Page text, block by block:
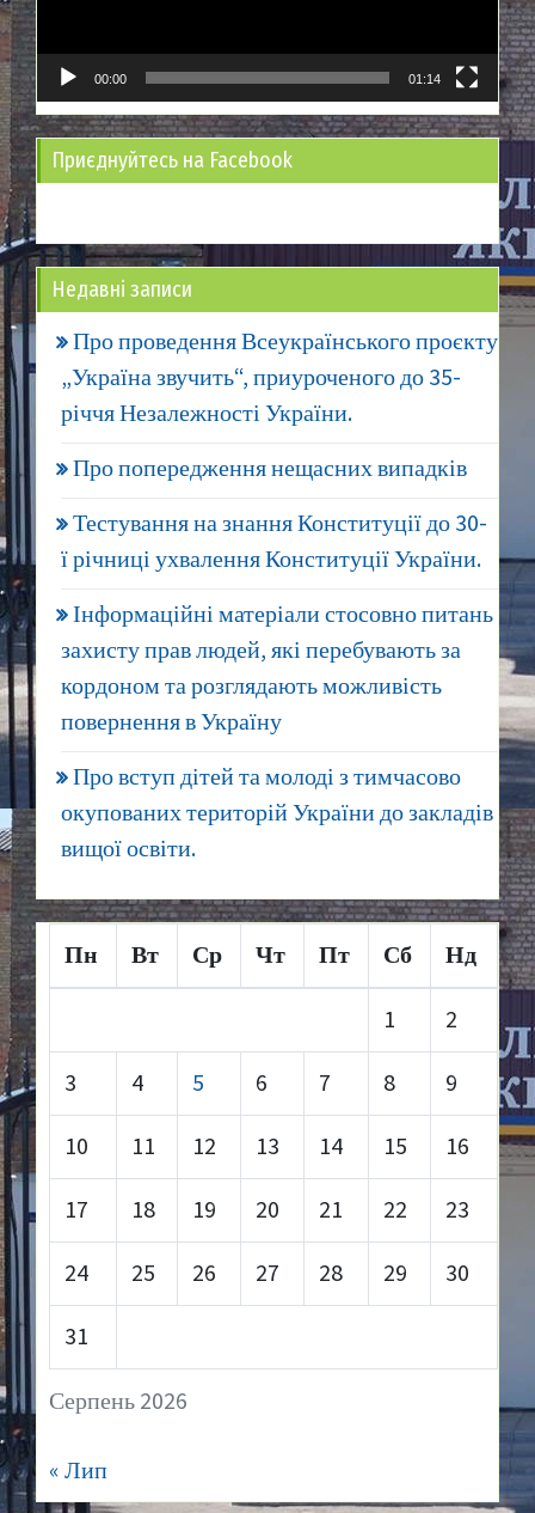
00:00 01:14
Приєднуйтесь на Facebook
Недавні записи
Про проведення Всеукраїнського проєкту
„Україна звучить“, приуроченого до 35-
річчя Незалежності України.
Про попередження нещасних випадків
Тестування на знання Конституції до 30-
ї річниці ухвалення Конституції України.
Інформаційні матеріали стосовно питань
захисту прав людей, які перебувають за
кордоном та розглядають можливість
повернення в Україну
Про вступ дітей та молоді з тимчасово
окупованих територій України до закладів
вищої освіти.
Серпень 2026
Пн Вт Ср Чт Пт Сб Нд
1 2
3 4 5 6 7 8 9
10 11 12 13 14 15 16
17 18 19 20 21 22 23
24 25 26 27 28 29 30
31
« Лип